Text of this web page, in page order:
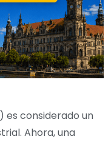
es considerado un
Ahora, una